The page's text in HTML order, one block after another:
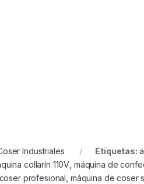
Industriales Etiquetas:
collarín 110V máquina de
profesional máquina de coser